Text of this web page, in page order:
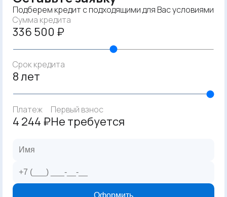
Подберем кредит с подходящими для Вас условиями
Сумма кредита
336 500 ₽
Срок кредита
8 лет
Платеж
4 244 ₽
Первый взнос
Не требуется
Оформить